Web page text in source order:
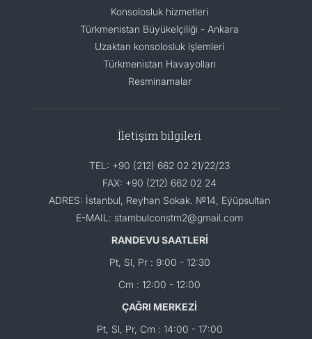
Konsolosluk hizmetleri
Türkmenistan Büyükelçiliği - Ankara
Uzaktan konsolosluk işlemleri
Türkmenistan Havayolları
Resminamalar
İletişim bilgileri
TEL: +90 (212) 662 02 21/22/23
FAX: +90 (212) 662 02 24
ADRES: İstanbul, Reyhan Sokak. №14, Eýüpsultan
E-MAIL: stambulconstm2@gmail.com
RANDEVU SAATLERİ
Pt, Sl, Pr : 9:00 - 12:30
Cm : 12:00 - 12:00
ÇAĞRI MERKEZİ
Pt, Sl, Pr, Cm : 14:00 - 17:00